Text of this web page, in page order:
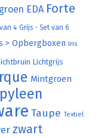
EDA Forte
4 Grijs - Set van 6
> Opbergboxen Iris
Lichtgrijs
Mintgroen
Taupe Textiel
zwart